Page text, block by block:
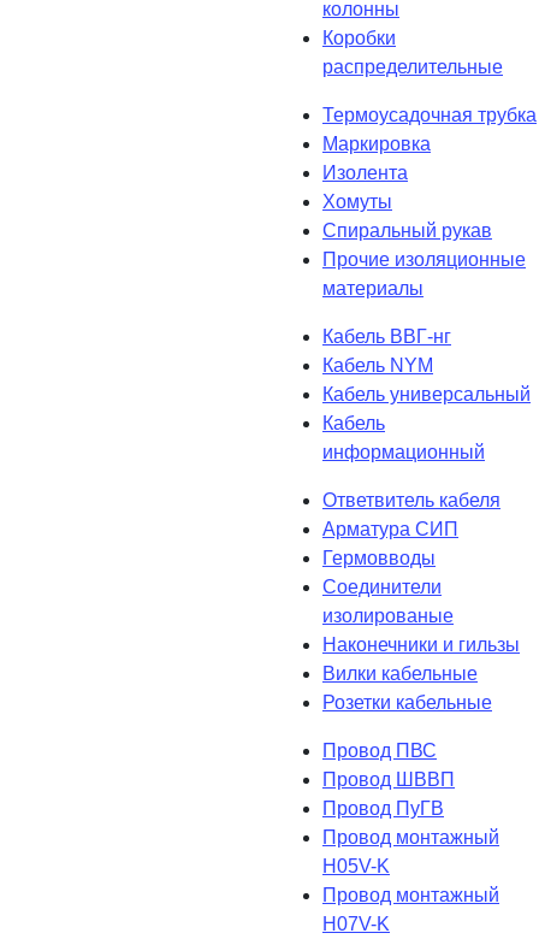
колонны
Коробки
распределительные
Термоусадочная трубка
Маркировка
Изолента
Хомуты
Спиральный рукав
Прочие изоляционные
материалы
Кабель ВВГ-нг
Кабель NYM
Кабель универсальный
Кабель
информационный
Ответвитель кабеля
Арматура СИП
Гермовводы
Соединители
изолированые
Наконечники и гильзы
Вилки кабельные
Розетки кабельные
Провод ПВС
Провод ШВВП
Провод ПуГВ
Провод монтажный
H05V-K
Провод монтажный
H07V-K